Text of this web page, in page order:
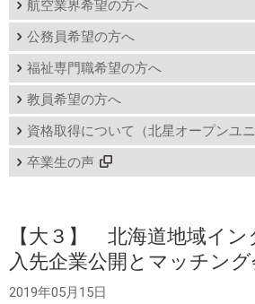
航空業界希望の方へ
公務員希望の方へ
福祉専門職希望の方へ
教員希望の方へ
資格取得について（北星オープンユニ
卒業生の声
【大３】 北海道地域イン
入先企業公開とマッチン
2019年05月15日